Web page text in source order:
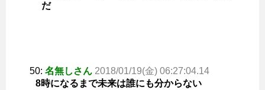
だ
50: 名無しさん 2018/01/19(金) 06:27:04.14
8時になるまで未来は誰にも分からない